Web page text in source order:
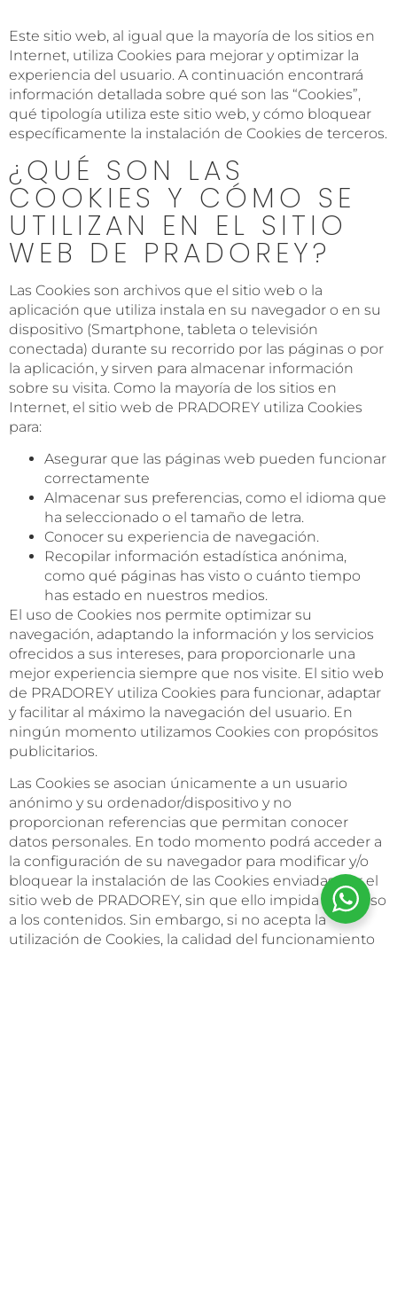
Este sitio web, al igual que la mayoría de los sitios en
Internet, utiliza Cookies para mejorar y optimizar la
experiencia del usuario. A continuación encontrará
información detallada sobre qué son las “Cookies”,
qué tipología utiliza este sitio web, y cómo bloquear
específicamente la instalación de Cookies de terceros.
¿QUÉ SON LAS
COOKIES Y CÓMO SE
UTILIZAN EN EL SITIO
WEB DE PRADOREY?
Las Cookies son archivos que el sitio web o la
aplicación que utiliza instala en su navegador o en su
dispositivo (Smartphone, tableta o televisión
conectada) durante su recorrido por las páginas o por
la aplicación, y sirven para almacenar información
sobre su visita. Como la mayoría de los sitios en
Internet, el sitio web de PRADOREY utiliza Cookies
para:
Asegurar que las páginas web pueden funcionar
correctamente
Almacenar sus preferencias, como el idioma que
ha seleccionado o el tamaño de letra.
Conocer su experiencia de navegación.
Recopilar información estadística anónima,
como qué páginas has visto o cuánto tiempo
has estado en nuestros medios.
El uso de Cookies nos permite optimizar su
navegación, adaptando la información y los servicios
ofrecidos a sus intereses, para proporcionarle una
mejor experiencia siempre que nos visite. El sitio web
de PRADOREY utiliza Cookies para funcionar, adaptar
y facilitar al máximo la navegación del usuario. En
ningún momento utilizamos Cookies con propósitos
publicitarios.
Las Cookies se asocian únicamente a un usuario
anónimo y su ordenador/dispositivo y no
proporcionan referencias que permitan conocer
datos personales. En todo momento podrá acceder a
la configuración de su navegador para modificar y/o
bloquear la instalación de las Cookies enviadas por el
sitio web de PRADOREY, sin que ello impida al acceso
a los contenidos. Sin embargo, si no acepta la
utilización de Cookies, la calidad del funcionamiento